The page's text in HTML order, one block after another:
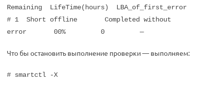
Remaining LifeTime(hours) LBA_of_first_error
# 1 Short offline Completed without
error 00% 0 —
Что бы остановить выполнение проверки — выполняем:
# smartctl -X